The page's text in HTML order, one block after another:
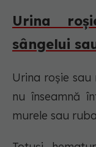
Urina
sângelui
Urina roșie
nu înseamnă
murele sau